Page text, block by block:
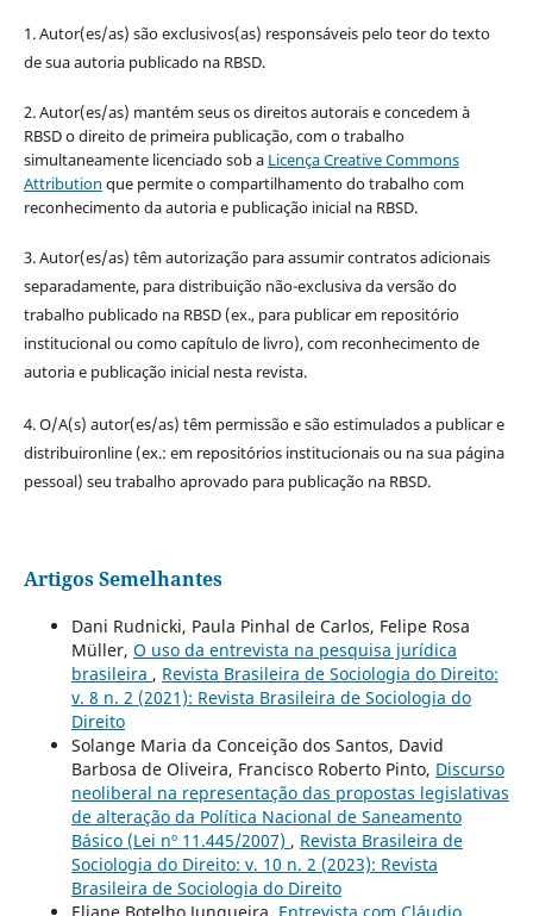
1. Autor(es/as) são exclusivos(as) responsáveis pelo teor do texto
de sua autoria publicado na RBSD.
2. Autor(es/as) mantém seus os direitos autorais e concedem à
RBSD o direito de primeira publicação, com o trabalho
simultaneamente licenciado sob a Licença Creative Commons
Attribution que permite o compartilhamento do trabalho com
reconhecimento da autoria e publicação inicial na RBSD.
3. Autor(es/as) têm autorização para assumir contratos adicionais
separadamente, para distribuição não-exclusiva da versão do
trabalho publicado na RBSD (ex., para publicar em repositório
institucional ou como capítulo de livro), com reconhecimento de
autoria e publicação inicial nesta revista.
4. O/A(s) autor(es/as) têm permissão e são estimulados a publicar e
distribuironline (ex.: em repositórios institucionais ou na sua página
pessoal) seu trabalho aprovado para publicação na RBSD.
Artigos Semelhantes
Dani Rudnicki, Paula Pinhal de Carlos, Felipe Rosa
Müller, O uso da entrevista na pesquisa jurídica
brasileira , Revista Brasileira de Sociologia do Direito:
v. 8 n. 2 (2021): Revista Brasileira de Sociologia do
Direito
Solange Maria da Conceição dos Santos, David
Barbosa de Oliveira, Francisco Roberto Pinto, Discurso
neoliberal na representação das propostas legislativas
de alteração da Política Nacional de Saneamento
Básico (Lei nº 11.445/2007) , Revista Brasileira de
Sociologia do Direito: v. 10 n. 2 (2023): Revista
Brasileira de Sociologia do Direito